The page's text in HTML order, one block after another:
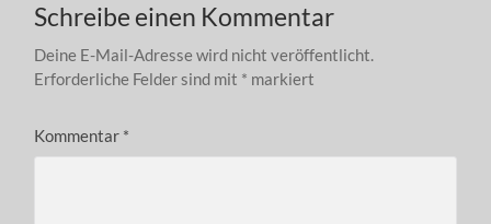
Schreibe einen Kommentar
Deine E-Mail-Adresse wird nicht veröffentlicht.
Erforderliche Felder sind mit * markiert
Kommentar *